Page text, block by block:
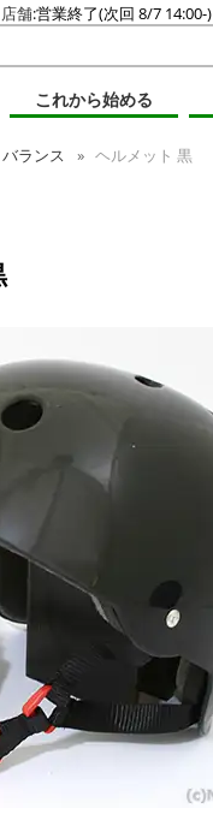
店舗:営業終了(次回 8/7 14:00-)
これから始める
バランス ヘルメット 黒